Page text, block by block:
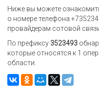
Ниже вы можете
о номере телефона
провайдерам сотовой
По префиксу 3523493
которые относятся к 1
области.